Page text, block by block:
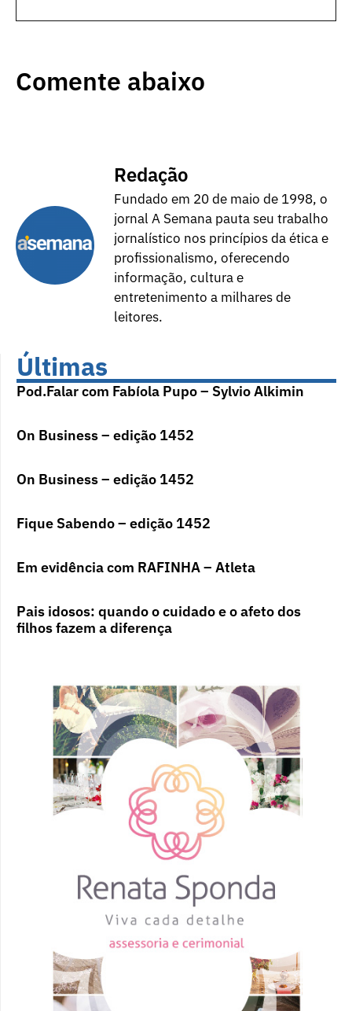
Comente abaixo
Redação
Fundado em 20 de maio de 1998, o
jornal A Semana pauta seu trabalho
jornalístico nos princípios da ética e
profissionalismo, oferecendo
informação, cultura e
entretenimento a milhares de
leitores.
Últimas
Pod.Falar com Fabíola Pupo – Sylvio Alkimin
On Business – edição 1452
On Business – edição 1452
Fique Sabendo – edição 1452
Em evidência com RAFINHA – Atleta
Pais idosos: quando o cuidado e o afeto dos
filhos fazem a diferença